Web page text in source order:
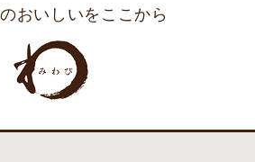
おいしいをここから